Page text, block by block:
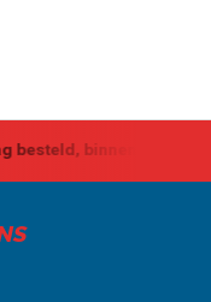
binnen 1-2 dagen